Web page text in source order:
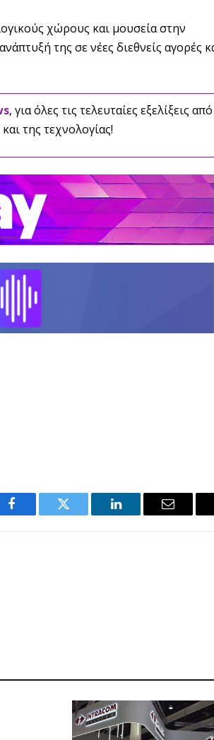
χώρους και μουσεία στην
της σε νέες διεθνείς αγορές
, για όλες τις τελευταίες εξελίξεις από
της τεχνολογίας!
Facebook Twitter LinkedIn Email